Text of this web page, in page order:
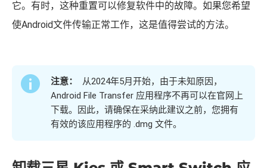
味着您需要在Mac上卸载Android文件传输，然后重新安装
它。有时，这种重置可以修复软件中的故障。如果您希望
注意：从2024年5月开始，由于未知原因，
Android File Transfer 应用程序不再可以在官网上
下载。因此，请确保在采纳此建议之前，您拥有